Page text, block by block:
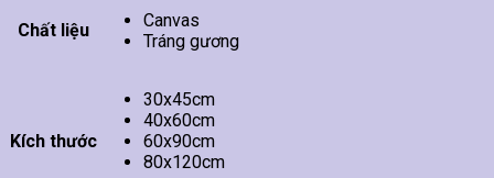
Chất liệu
Canvas
Tráng gương
Kích thước
30x45cm
40x60cm
60x90cm
80x120cm